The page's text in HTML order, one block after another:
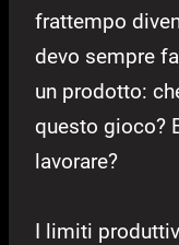
frattempo
devo sempre
un prodotto:
questo gioco?
lavorare?
I limiti